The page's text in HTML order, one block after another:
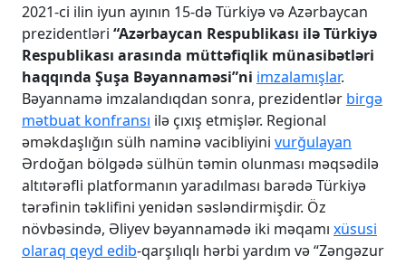
2021-ci ilin iyun ayının 15-də Türkiyə və Azərbaycan
prezidentləri “Azərbaycan Respublikası ilə Türkiyə
Respublikası arasında müttəfiqlik münasibətləri
haqqında Şuşa Bəyannaməsi”ni imzalamışlar.
Bəyannamə imzalandıqdan sonra, prezidentlər birgə
mətbuat konfransı ilə çıxış etmişlər. Regional
əməkdaşlığın sülh naminə vacibliyini vurğulayan
Ərdoğan bölgədə sülhün təmin olunması məqsədilə
altıtərəfli platformanın yaradılması barədə Türkiyə
tərəfinin təklifini yenidən səsləndirmişdir. Öz
növbəsində, Əliyev bəyannamədə iki məqamı xüsusi
olaraq qeyd edib-qarşılıqlı hərbi yardım və “Zəngəzur